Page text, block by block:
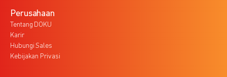
Perusahaan
Tentang DOKU
Karir
Hubungi Sales
Kebijakan Privasi